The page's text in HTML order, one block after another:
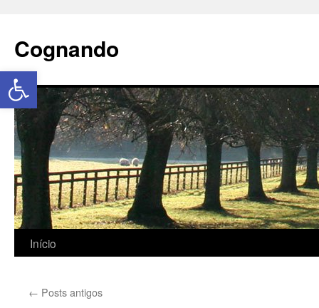
Abrir a barra de ferramentas
Cognando
Início
← Posts antigos